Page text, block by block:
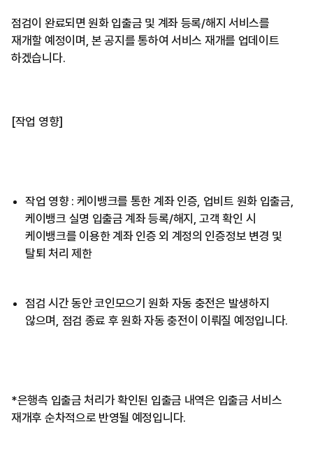
점검이 완료되면 원화 입출금 및 계좌 등록/해지 서비스를
재개할 예정이며, 본 공지를 통하여 서비스 재개를 업데이트
하겠습니다.
[작업 영향]
작업 영향 : 케이뱅크를 통한 계좌 인증, 업비트 원화 입출금,
케이뱅크 실명 입출금 계좌 등록/해지, 고객 확인 시
케이뱅크를 이용한 계좌 인증 외 계정의 인증정보 변경 및
탈퇴 처리 제한
점검 시간 동안 코인모으기 원화 자동 충전은 발생하지
않으며, 점검 종료 후 원화 자동 충전이 이뤄질 예정입니다.
*은행측 입출금 처리가 확인된 입출금 내역은 입출금 서비스
재개후 순차적으로 반영될 예정입니다.